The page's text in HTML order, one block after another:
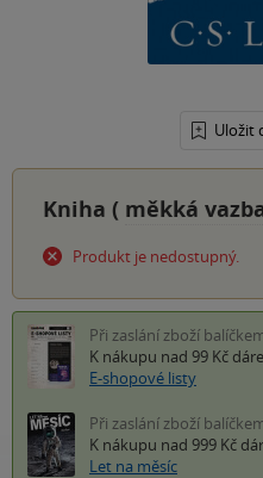
Uložit
Kniha ( měkká
Produkt je nedostupný.
Při zaslání zboží
K nákupu nad 99 Kč
E-shopové listy
Při zaslání zboží
K nákupu nad 999 Kč
Let na měsíc